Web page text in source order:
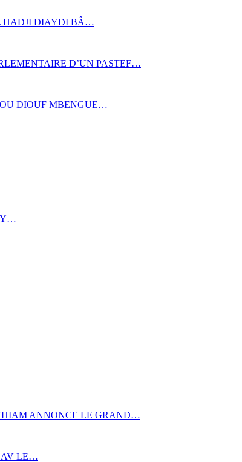
HADJI DIAYDI BÂ…
D’UN PASTEF…
DIOUF MBENGUE…
ANNONCE LE GRAND…
LE…